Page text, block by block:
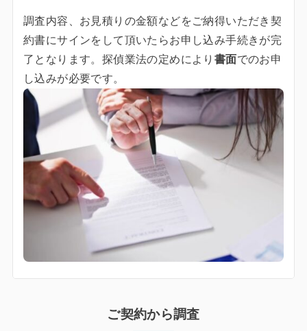
調査内容、お見積りの金額などをご納得いただき契
約書にサインをして頂いたらお申し込み手続きが完
了となります。探偵業法の定めにより 書面でのお申
し込みが必要です。
ご契約から調査